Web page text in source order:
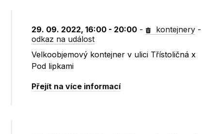
29. 09. 2022, 16:00 - 20:00 - kontejnery -
odkaz na událost
Velkoobjemový kontejner v ulici Třístoličná x
Pod lipkami
Přejít na více informací